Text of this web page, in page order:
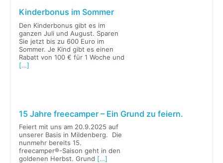
Kinderbonus im Sommer
Den Kinderbonus gibt es im
ganzen Juli und August. Sparen
Sie jetzt bis zu 600 Euro im
Sommer. Je Kind gibt es einen
Rabatt von 100 € für 1 Woche und
[…]
15 Jahre freecamper – Ein Grund zu feiern.
Feiert mit uns am 20.9.2025 auf
unserer Basis in Mildenberg. Die
nunmehr bereits 15.
freecamper®-Saison geht in den
goldenen Herbst. Grund […]